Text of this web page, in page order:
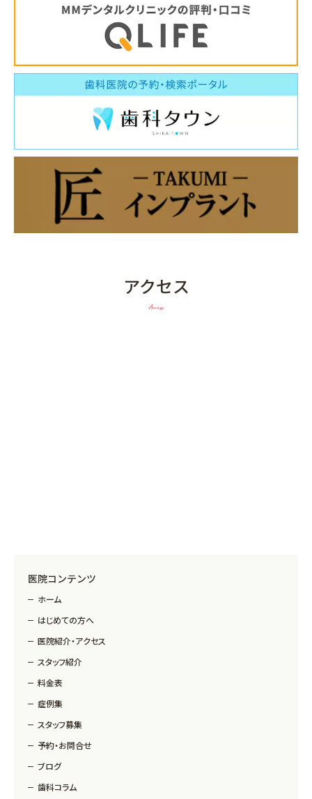
アクセス
Access
医院コンテンツ
ホーム
はじめての方へ
医院紹介・アクセス
スタッフ紹介
料金表
症例集
スタッフ募集
予約・お問合せ
ブログ
歯科コラム